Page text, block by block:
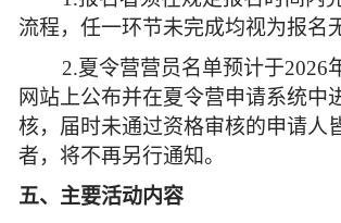
流程，任一环节未完成均视为报名
2.夏令营营员名单预计于2026
网站上公布并在夏令营申请系统中
核，届时未通过资格审核的申请人
者，将不再另行通知。
五、主要活动内容